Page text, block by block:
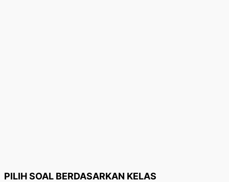
PILIH SOAL BERDASARKAN KELAS